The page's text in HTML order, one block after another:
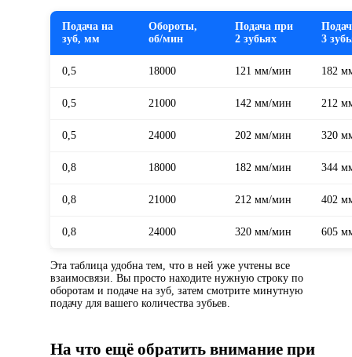
Подача на
зуб, мм
Обороты,
об/мин
Подача при
2 зубьях
3
0,5 18000 121 мм/мин 182
0,5 21000 142 мм/мин 212
0,5 24000 202 мм/мин 320
0,8 18000 182 мм/мин 344
0,8 21000 212 мм/мин 402
0,8 24000 320 мм/мин 605
Эта таблица удобна тем, что в ней уже учтены все
взаимосвязи. Вы просто находите нужную строку по
оборотам и подаче на зуб, затем смотрите минутную
подачу для вашего количества зубьев.
На что ещё обратить внимание при